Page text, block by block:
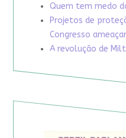
Quem tem medo
Projetos de
Congresso
A revolução de